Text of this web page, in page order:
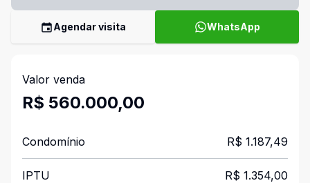
Agendar visita WhatsApp
Valor venda
R$ 560.000,00
Condomínio R$ 1.187,49
IPTU R$ 1.354,00